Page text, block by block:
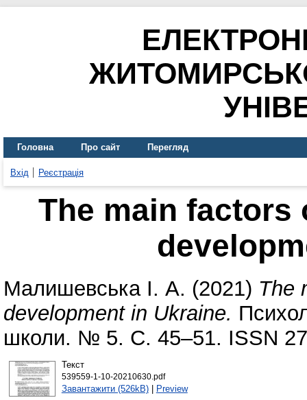
Головна Про сайт Перегляд
Вхід Реєстрація
The main
Малишевська І. А. (2021) The
development in Ukraine.
школи. № 5. С. 45–51. ISSN
Текст
539559-1-10-20210630.pdf
Завантажити (526kB)| Preview